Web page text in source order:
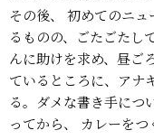
その後、
初めてのニュ
るものの、ごたごたし
んに助けを求め、昼ご
ているところに、アナ
る。ダメな書き手につ
ってから、
カレーをつ